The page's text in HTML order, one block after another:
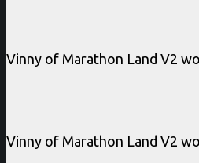
Vinny of Marathon Land V2
Vinny of Marathon Land V2